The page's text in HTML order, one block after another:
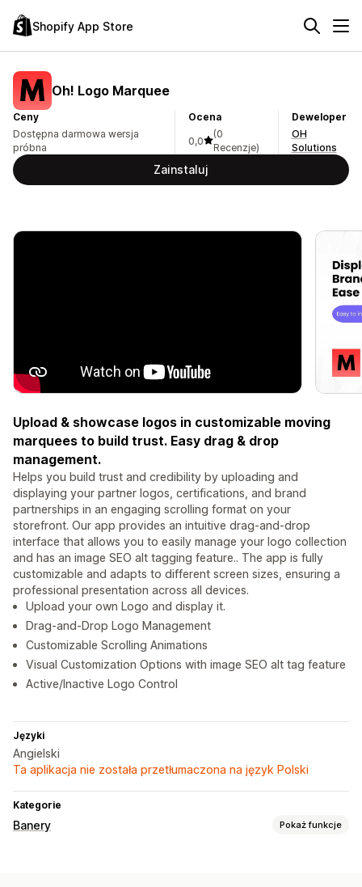
Shopify App Store
Oh! Logo Marquee
Ceny
Dostępna darmowa wersja
próbna
Ocena
0,0
(0
Recenzje)
Deweloper
OH
Solutions
Zainstaluj
Upload & showcase logos in customizable moving
marquees to build trust. Easy drag & drop
management.
Helps you build trust and credibility by uploading and
displaying your partner logos, certifications, and brand
partnerships in an engaging scrolling format on your
storefront. Our app provides an intuitive drag-and-drop
interface that allows you to easily manage your logo collection
and has an image SEO alt tagging feature.. The app is fully
customizable and adapts to different screen sizes, ensuring a
professional presentation across all devices.
Upload your own Logo and display it.
Drag-and-Drop Logo Management
Customizable Scrolling Animations
Visual Customization Options with image SEO alt tag feature
Active/Inactive Logo Control
Języki
Angielski
Ta aplikacja nie została przetłumaczona na język Polski
Kategorie
Banery Pokaż funkcje